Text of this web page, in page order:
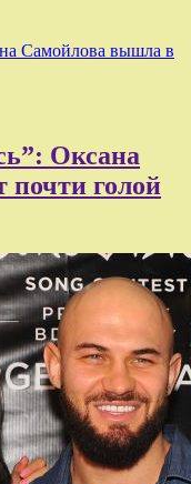
Самойлова вышла в
Оксана
почти голой